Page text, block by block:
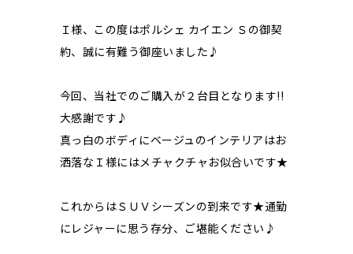
Ｉ様、この度はポルシェ カイエン Ｓの御契
約、誠に有難う御座いました♪
今回、当社でのご購入が２台目となります!!
大感謝です♪
真っ白のボディにベージュのインテリアはお
洒落なＩ様にはメチャクチャお似合いです★
これからはＳＵＶシーズンの到来です★通勤
にレジャーに思う存分、ご堪能ください♪